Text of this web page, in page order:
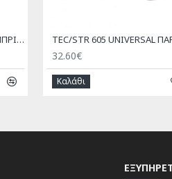
TEC/STR 603 UNIVERSAL ΠΑΡΜΠΡΙΖ ΜΟΤΟΣΥΚΛΕΤΑΣ 51cm x 48cm
32.60€
Καλάθι